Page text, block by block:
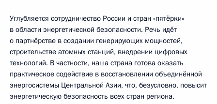
Углубляется сотрудничество России и стран «пятёрки»
в области энергетической безопасности. Речь идёт
о партнёрстве в создании генерирующих мощностей,
строительстве атомных станций, внедрении цифровых
технологий. В частности, наша страна готова оказать
практическое содействие в восстановлении объединённой
энергосистемы Центральной Азии, что, безусловно, повысит
энергетическую безопасность всех стран региона.